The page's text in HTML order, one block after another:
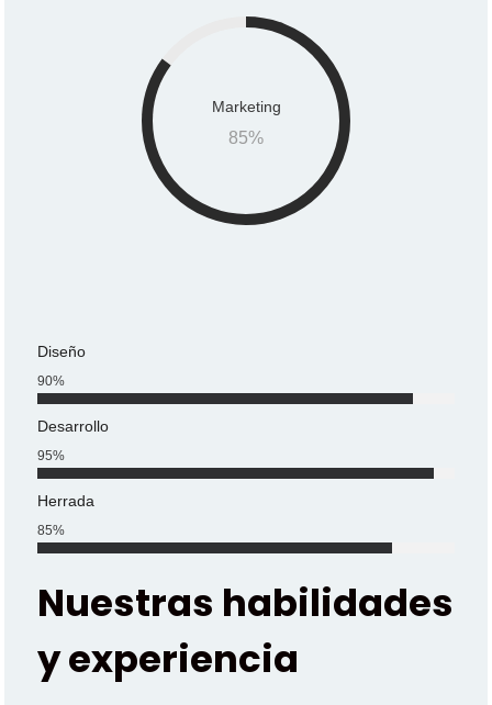
Marketing
85%
Diseño
90%
Desarrollo
95%
Herrada
85%
Nuestras habilidades
y experiencia